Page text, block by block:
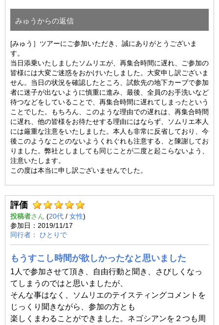
みゅうからの返信
[みゅう］ツアーにご参加いただき、誠にありがとうございま
す。
当日添乗いたしましたソムリエが、再集合時間に遅れ、ご参加の
皆様には大変ご迷惑をおかけいたしました。大変申し訳ございま
せん。当日の状況を確認したところ、試飲先の地下カーブで参加
者に迷子が出ないように慎重に進み、最後、全員のお手洗いなど
待つなどをしていることで、再集合時間に遅れてしまったという
ことでした。もちろん、このような理由での遅れは、再集合時間
に遅れ、他の皆様をお待たせする理由にはならず、ソムリエ本人
には厳重な注意をいたしました。本人も非常に反省しており、今
後このようなことのないようくれぐれも注意する、と陳謝してお
りました。弊社としましても同じことが二度と起こらないよう、
注意いたします。
この度は本当に申し訳ございませんでした。
評価
投稿者 (20代 / 女性)
2019/11/17
ひとりで
もうすこし時間が欲しかったなと思いました
1人で参加させて頂き、自由行動と聞き、さびしくなっ
てしまうのではと思いましたが、
そんな事はなく、ソムリエのテイスティングコメントを
じっくり聞きながら、参加の方とも
楽しくまわることができました。ネゴシアンを２つも周